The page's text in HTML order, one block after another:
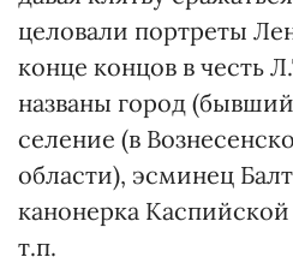
целовали портреты
конце концов в честь
названы город (бывший
селение (в
области), эсминец
канонерка
т.п.